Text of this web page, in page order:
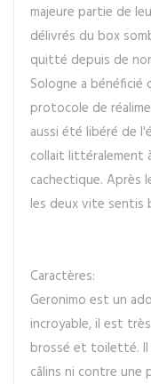
majeure partie de
délivrés du box
quitté depuis de
Sologne a
protocole de
aussi été libéré de
collait littéralement
cachectique. Après
les deux vite sentis
Caractères:
Geronimo est un
incroyable, il est
brossé et toiletté. Il
câlins ni contre une